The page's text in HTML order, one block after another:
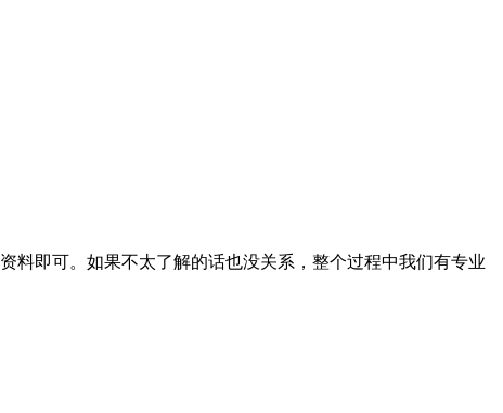
料即可。如果不太了解的话也没关系，整个过程中我们有专业